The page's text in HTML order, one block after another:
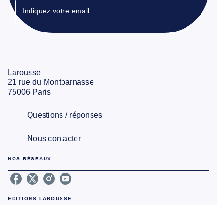
Indiquez votre email
Larousse
21 rue du Montparnasse
75006 Paris
Questions / réponses
Nous contacter
NOS RÉSEAUX
EDITIONS LAROUSSE